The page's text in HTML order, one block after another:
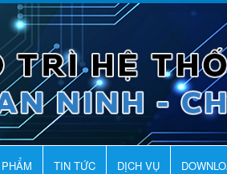
TIN TỨC DỊCH VỤ